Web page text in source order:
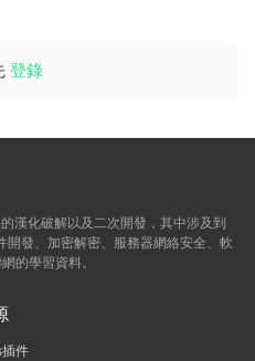
登錄
漢化破解以及二次開發，其中涉及到
發、加密解密、服務器網絡安全、軟
的學習資料。
件